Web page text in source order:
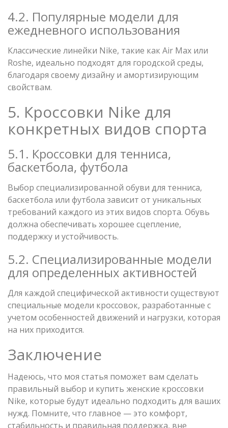
4.2. Популярные модели для
ежедневного использования
Классические линейки Nike, такие как Air Max или
Roshe, идеально подходят для городской среды,
благодаря своему дизайну и амортизирующим
свойствам.
5. Кроссовки Nike для
конкретных видов спорта
5.1. Кроссовки для тенниса,
баскетбола, футбола
Выбор специализированной обуви для тенниса,
баскетбола или футбола зависит от уникальных
требований каждого из этих видов спорта. Обувь
должна обеспечивать хорошее сцепление,
поддержку и устойчивость.
5.2. Специализированные модели
для определенных активностей
Для каждой специфической активности существуют
специальные модели кроссовок, разработанные с
учетом особенностей движений и нагрузки, которая
на них приходится.
Заключение
Надеюсь, что моя статья поможет вам сделать
правильный выбор и купить женские кроссовки
Nike, которые будут идеально подходить для ваших
нужд. Помните, что главное — это комфорт,
стабильность и правильная поддержка, вне